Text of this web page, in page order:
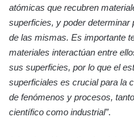
atómicas que recubren
superficies, y poder
de las mismas. Es importante
materiales interactúan entre
sus superficies, por lo que el
superficiales es crucial para la
de fenómenos y procesos,
científico como industrial”.